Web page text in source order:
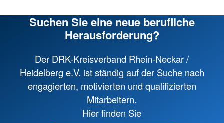
Suchen Sie eine neue berufliche
Herausforderung?
Der DRK-Kreisverband Rhein-Neckar /
Heidelberg e.V. ist ständig auf der Suche nach
engagierten, motivierten und qualifizierten
Mitarbeitern.
Hier finden Sie